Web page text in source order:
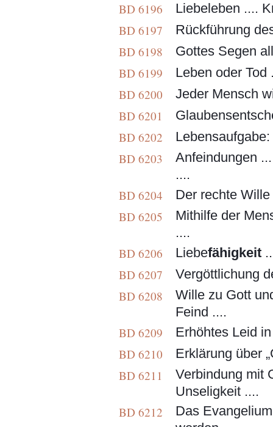
BD 6196
Liebeleben ....
BD 6197
Rückführung
BD 6198
Gottes Segen
BD 6199
Leben oder Tod
BD 6200
Jeder Mensch
BD 6201
BD 6202
BD 6203
Anfeindungen
....
BD 6204
Der rechte
BD 6205
Mithilfe der
....
BD 6206
Liebefähigkeit
BD 6207
Vergöttlichung
BD 6208
Wille zu Gott
Feind ....
BD 6209
Erhöhtes Leid
BD 6210
Erklärung über
BD 6211
Verbindung mit
Unseligkeit ....
BD 6212
Das